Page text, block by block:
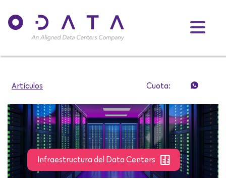
Artículos Cuota:
Infraestructura del Data Centers